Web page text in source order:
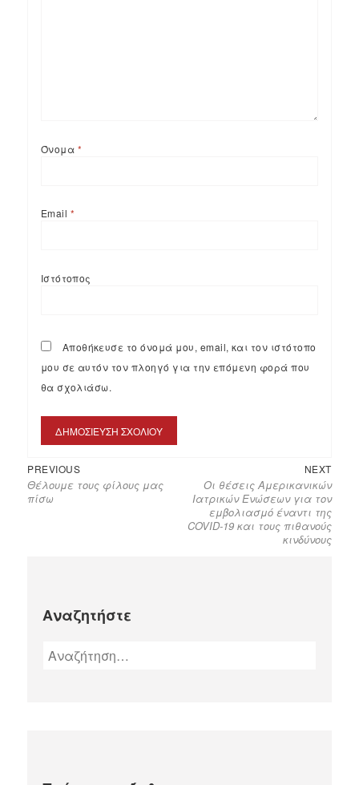
Όνομα *
Email *
Ιστότοπος
Αποθήκευσε το όνομά μου, email, και τον ιστότοπο
μου σε αυτόν τον πλοηγό για την επόμενη φορά που
θα σχολιάσω.
PREVIOUS
Θέλουμε τους φίλους μας
πίσω
NEXT
Οι θέσεις Αμερικανικών
Ιατρικών Ενώσεων για τον
εμβολιασμό έναντι της
COVID-19 και τους πιθανούς
κινδύνους
Αναζητήστε